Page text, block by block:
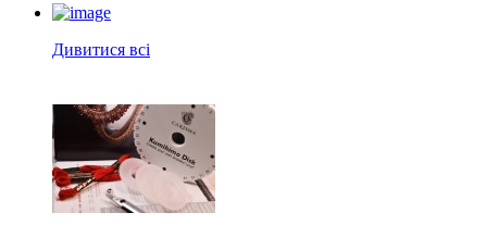
Дивитися всі